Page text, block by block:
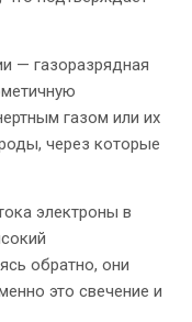
— газоразрядная
газом или их
через которые
электроны в
обратно, они
это свечение и